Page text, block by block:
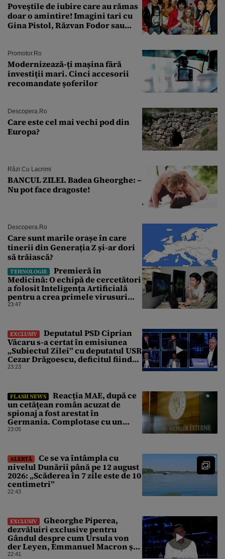
Poveştile de iubire care au rămas
doar o amintire! Imagini tari cu
Gina Pistol, Răzvan Fodor sau
Promotor.ro
Modernizează-ți mașina fără
investiții mari. Cinci accesorii
recomandate șoferilor
Descopera.ro
Care este cel mai vechi pod din
Europa?
Râzi Cu Lacrimi
BANCUL ZILEI. Badea Gheorghe: –
Nu pot face dragoste!
Descopera.ro
Care sunt marile orașe în care
tinerii din Generația Z și-ar dori
să trăiască?
TEHNOLOGIE
Premieră în
Medicină: O echipă de cercetători
a folosit Inteligența Artificială
pentru a crea primele virusuri
sintetice la tratarea de E.coli
23:47
EXCLUSIV
Deputatul PSD Ciprian
Văcaru s-a certat în emisiunea
„Subiectul Zilei” cu deputatul USR
Cezar Drăgoescu, deficitul fiind
motivul scandalului
23:23
FLASH NEWS
Reacția MAE, după ce
un cetăţean român acuzat de
spionaj a fost arestat în
Germania. Complotase cu un
ucrainean ca să asasineze un
23:05
ALERTĂ
Ce se va întâmpla cu
nivelul Dunării până pe 12 august
2026: „Scăderea în 7 zile este de 10
centimetri”
22:43
EXCLUSIV
Gheorghe Piperea,
dezvăluiri exclusive pentru
Gândul despre cum Ursula von
der Leyen, Emmanuel Macron și
Zelenski plănuiesc pe Signal să îl
22:41